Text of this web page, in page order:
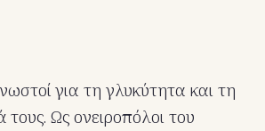
για τη γλυκύτητα και τη
τους. Ως ονειροπόλοι του